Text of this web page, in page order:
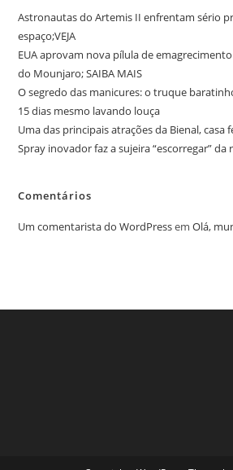
Astronautas do Artemis II enfrentam sério
espaço;VEJA
EUA aprovam nova pílula de
do Mounjaro; SAIBA MAIS
O segredo das manicures: o truque
15 dias mesmo lavando louça
Uma das principais atrações da Bienal, casa
Spray inovador faz a sujeira “escorregar”
Comentários
Um comentarista do WordPressemOlá,